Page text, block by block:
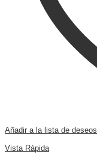
Añadir a la lista de deseos
Vista Rápida